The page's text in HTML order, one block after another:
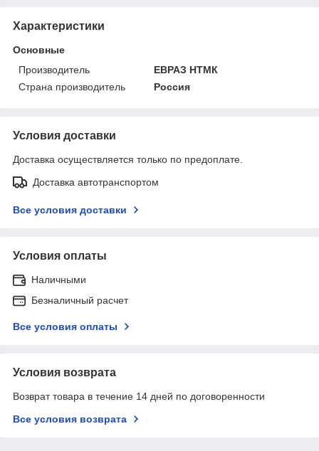
Характеристики
Основные
Производитель
ЕВРАЗ НТМК
Страна производитель
Россия
Условия доставки
Доставка осуществляется только по предоплате.
Доставка автотранспортом
Все условия доставки
Условия оплаты
Наличными
Безналичный расчет
Все условия оплаты
Условия возврата
Возврат товара в течение 14 дней по договоренности
Все условия возврата